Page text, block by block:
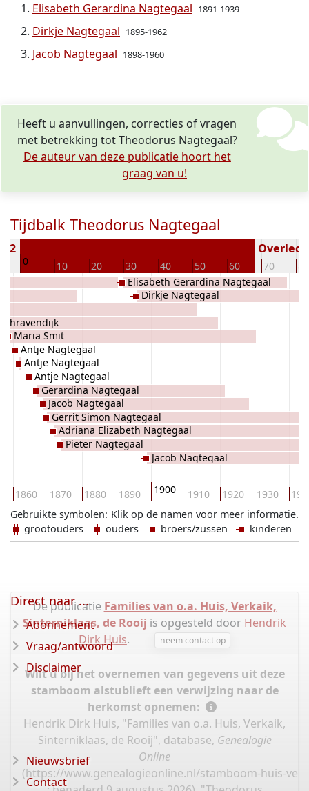
Elisabeth Gerardina Nagtegaal 1891-1939
Dirkje Nagtegaal 1895-1962
Jacob Nagtegaal 1898-1960
Heeft u aanvullingen, correcties of vragen
met betrekking tot Theodorus Nagtegaal?
De auteur van deze publicatie hoort het
graag van u!
Tijdbalk Theodorus Nagtegaal
0 10 20 30 40 50 60 70
1860 1870 1880 1890 1900 1910 1920 1930
Maria Smit
Antje Nagtegaal
Antje Nagtegaal
Antje Nagtegaal
Gerardina Nagtegaal
Jacob Nagtegaal
Gerrit Simon Nagtegaal
Adriana Elizabeth Nagtegaal
Pieter Nagtegaal
Elisabeth Gerardina Nagtegaal
Dirkje Nagtegaal
Jacob Nagtegaal
Klik op de namen voor meer informatie.
Gebruikte symbolen:
grootouders
ouders broers/zussen kinderen
De publicatie Families van o.a. Huis, Verkaik,
Sinterniklaas, de Rooij is opgesteld door Hendrik
Dirk Huis. neem contact op
Wilt u bij het overnemen van gegevens uit deze
stamboom alstublieft een verwijzing naar de
herkomst opnemen:
Hendrik Dirk Huis, "Families van o.a. Huis, Verkaik,
Sinterniklaas, de Rooij", database, Genealogie
Online
(https://www.genealogieonline.nl/stamboom-huis-
Direct naar ...
Abonnement
Vraag/antwoord
Disclaimer
Nieuwsbrief
Contact